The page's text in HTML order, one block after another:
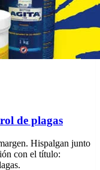
de plagas
Hispalgan junto
con el título: